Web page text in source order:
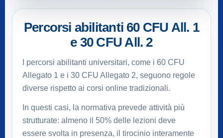
Percorsi abilitanti 60 CFU All. 1
e 30 CFU All. 2
I percorsi abilitanti universitari, come i 60 CFU
Allegato 1 e i 30 CFU Allegato 2, seguono regole
diverse rispetto ai corsi online tradizionali.
In questi casi, la normativa prevede attività più
strutturate: almeno il 50% delle lezioni deve
essere svolta in presenza, il tirocinio interamente